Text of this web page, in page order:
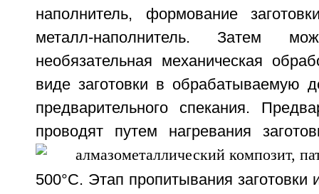
наполнитель, формование
металл-наполнитель. Затем
необязательная механическая
виде заготовки в обрабатываемую
предварительного спекания.
проводят путем нагревания
500°С. Этап пропитывания